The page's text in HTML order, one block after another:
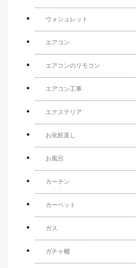
ウォシュレット
エアコン
エアコンのリモコン
エアコン工事
エクステリア
お化粧直し
お風呂
カーテン
カーペット
ガス
ガチャ棚